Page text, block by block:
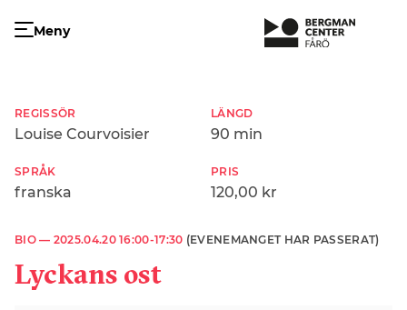
Meny
REGISSÖR
Louise Courvoisier
LÄNGD
90 min
SPRÅK
franska
PRIS
120,00 kr
BIO — 2025.04.20 16:00-17:30 (EVENEMANGET HAR PASSERAT)
Lyckans ost